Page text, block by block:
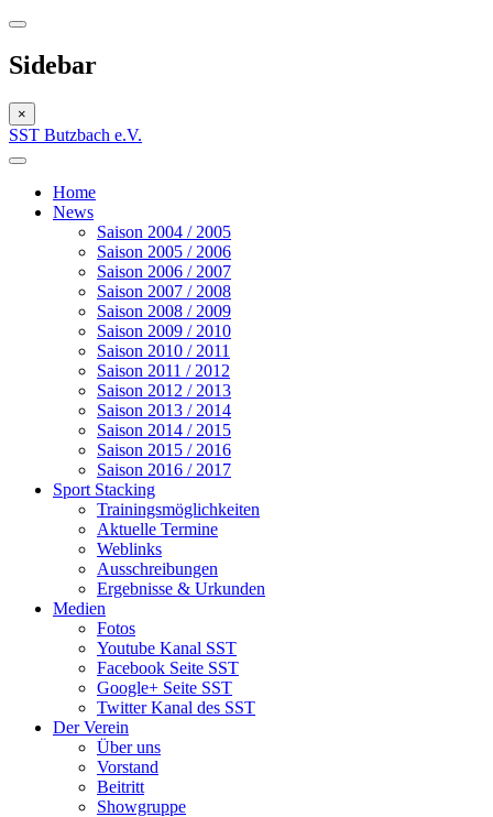
Sidebar
×
SST Butzbach e.V.
Home
News
Saison 2004 / 2005
Saison 2005 / 2006
Saison 2006 / 2007
Saison 2007 / 2008
Saison 2008 / 2009
Saison 2009 / 2010
Saison 2010 / 2011
Saison 2011 / 2012
Saison 2012 / 2013
Saison 2013 / 2014
Saison 2014 / 2015
Saison 2015 / 2016
Saison 2016 / 2017
Sport Stacking
Trainingsmöglichkeiten
Aktuelle Termine
Weblinks
Ausschreibungen
Ergebnisse & Urkunden
Medien
Fotos
Youtube Kanal SST
Facebook Seite SST
Google+ Seite SST
Twitter Kanal des SST
Der Verein
Über uns
Vorstand
Beitritt
Showgruppe